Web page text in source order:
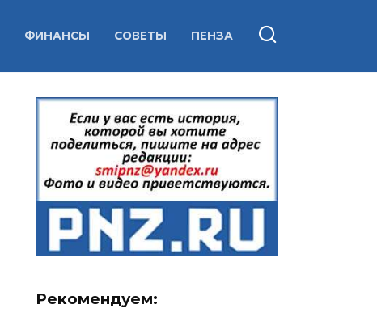
ФИНАНСЫ СОВЕТЫ ПЕНЗА
Рекомендуем: